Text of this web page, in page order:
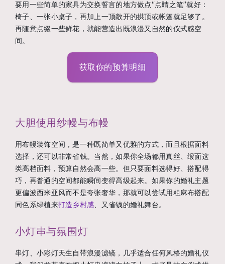
要用一些简单的家具为交换誓言的地方做点“点睛之笔”就好：
椅子、一张小桌子，再加上一顶敞开的拱顶或帐篷就足够了。
再随意点缀一些鲜花，就能营造出既浪漫又自然的仪式感空
间。
获取你的预算明细
大胆使用纱幔与布幔
用布幔装饰空间，是一种既简单又优雅的方式，而且根据面料
选择，还可以非常省钱。当然，如果你全场都用真丝、缎面这
类高档面料，预算自然会高一些。但只要面料选得好、搭配得
巧，再普通的空间都能瞬间变得高级起来。如果你的婚礼主题
更偏波西米亚风而不是夸张奢华，那就可以尝试用粗麻布搭配
同色系绿植来打造乡村感、又省钱的婚礼舞台。
小灯串与氛围灯
串灯、小彩灯天生自带浪漫滤镜，几乎适合任何风格的婚礼仪